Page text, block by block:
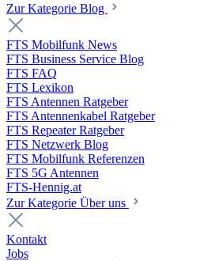
Zur Kategorie Blog
FTS Mobilfunk News
FTS Business Service Blog
FTS FAQ
FTS Lexikon
FTS Antennen Ratgeber
FTS Antennenkabel Ratgeber
FTS Repeater Ratgeber
FTS Netzwerk Blog
FTS Mobilfunk Referenzen
FTS 5G Antennen
FTS-Hennig.at
Zur Kategorie Über uns
Kontakt
Jobs